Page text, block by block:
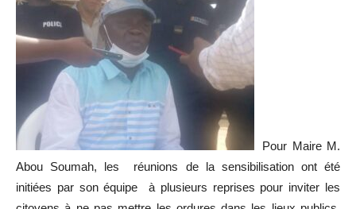
Pour Maire M.
Abou Soumah, les réunions de la sensibilisation ont été
initiées par son équipe à plusieurs reprises pour inviter les